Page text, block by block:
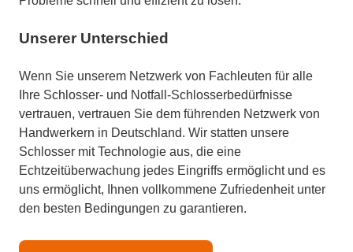
Unserer Unterschied
Wenn Sie unserem Netzwerk von Fachleuten für alle
Ihre Schlosser- und Notfall-Schlosserbedürfnisse
vertrauen, vertrauen Sie dem führenden Netzwerk von
Handwerkern in Deutschland. Wir statten unsere
Schlosser mit Technologie aus, die eine
Echtzeitüberwachung jedes Eingriffs ermöglicht und es
uns ermöglicht, Ihnen vollkommene Zufriedenheit unter
den besten Bedingungen zu garantieren.